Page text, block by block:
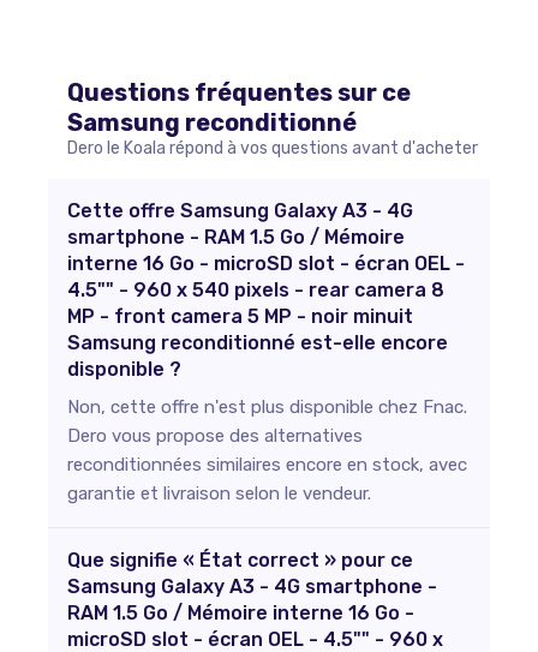
Questions fréquentes sur ce
Samsung reconditionné
Dero le Koala répond à vos questions avant d'acheter
Cette offre Samsung Galaxy A3 - 4G
smartphone - RAM 1.5 Go / Mémoire
interne 16 Go - microSD slot - écran OEL -
4.5"" - 960 x 540 pixels - rear camera 8
MP - front camera 5 MP - noir minuit
Samsung reconditionné est-elle encore
disponible ?
Non, cette offre n'est plus disponible chez Fnac.
Dero vous propose des alternatives
reconditionnées similaires encore en stock, avec
garantie et livraison selon le vendeur.
Que signifie « État correct » pour ce
Samsung Galaxy A3 - 4G smartphone -
RAM 1.5 Go / Mémoire interne 16 Go -
microSD slot - écran OEL - 4.5"" - 960 x